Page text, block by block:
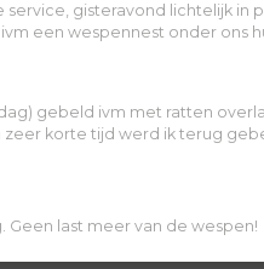
service, gisteravond lichtelijk in
ivm een wespennest onder ons
gebeld ivm met ratten
zeer korte tijd werd ik terug
Geen last meer van de wespen!